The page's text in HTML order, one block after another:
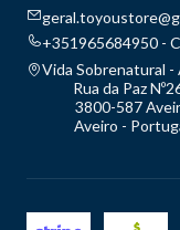
+351965684950 -
Vida Sobrenatural -
Rua da Paz
3800-587
Aveiro -